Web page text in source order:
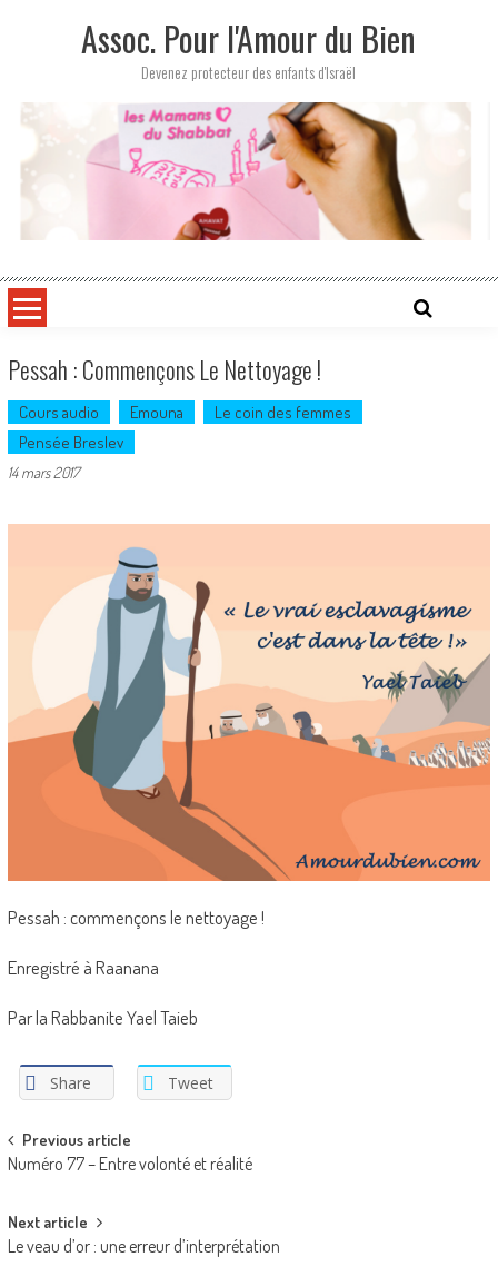
Assoc. Pour l'Amour du Bien
Devenez protecteur des enfants d'Israël
Pessah : Commençons Le Nettoyage !
Cours audio Emouna
Le coin des femmes
Pensée Breslev
14 mars 2017
Pessah : commençons le nettoyage !
Enregistré à Raanana
Par la Rabbanite Yael Taieb
Share Tweet
Post
navigation
Previous article
Numéro 77 – Entre volonté et réalité
Next article
Le veau d’or : une erreur d’interprétation